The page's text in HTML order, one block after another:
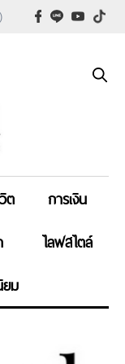
ต
การเงิน
ไลฟสไตล์
ม